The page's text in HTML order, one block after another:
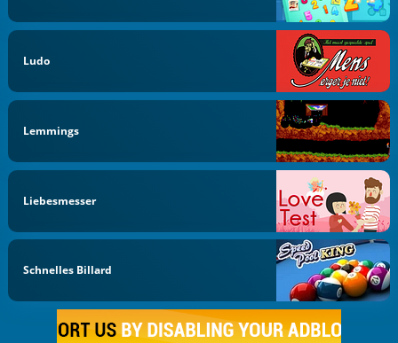
Ludo
Lemmings
Liebesmesser
Schnelles Billard